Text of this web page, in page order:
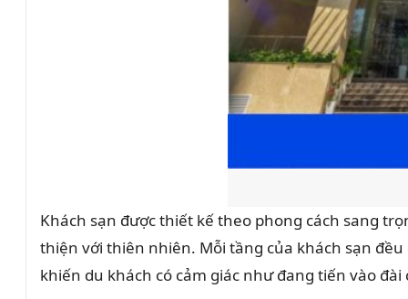
Khách sạn được thiết kế theo phong cách sang
thiện với thiên nhiên. Mỗi tầng của khách sạn
khiến du khách có cảm giác như đang tiến vào